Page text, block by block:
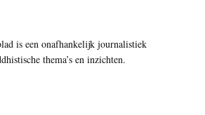
is een onafhankelijk journalistiek
thema’s en inzichten.